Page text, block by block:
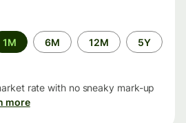
1M 6M 12M 5Y
rate with no sneaky mark-up
more